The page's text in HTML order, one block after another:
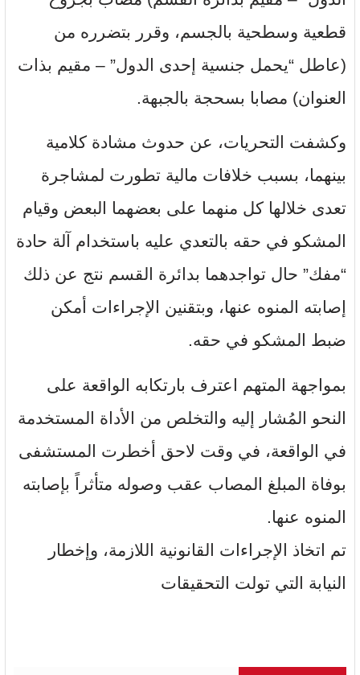
قطعية وسطحية بالجسم، وقرر بتضرره من
(عاطل “يحمل جنسية إحدى الدول” – مقيم بذات
العنوان) مصابا بسحجة بالجبهة.
وكشفت التحريات، عن حدوث مشادة كلامية
بينهما، بسبب خلافات مالية تطورت لمشاجرة
تعدى خلالها كل منهما على بعضهما البعض وقيام
المشكو في حقه بالتعدي عليه باستخدام آلة حادة
“مفك” حال تواجدهما بدائرة القسم نتج عن ذلك
إصابته المنوه عنها، وبتقنين الإجراءات أمكن
ضبط المشكو في حقه.
بمواجهة المتهم اعترف بارتكابه الواقعة على
النحو المُشار إليه والتخلص من الأداة المستخدمة
في الواقعة، في وقت لاحق أخطرت المستشفى
بوفاة المبلغ المصاب عقب وصوله متأثراً بإصابته
المنوه عنها.
تم اتخاذ الإجراءات القانونية اللازمة، وإخطار
النيابة التي تولت التحقيقات